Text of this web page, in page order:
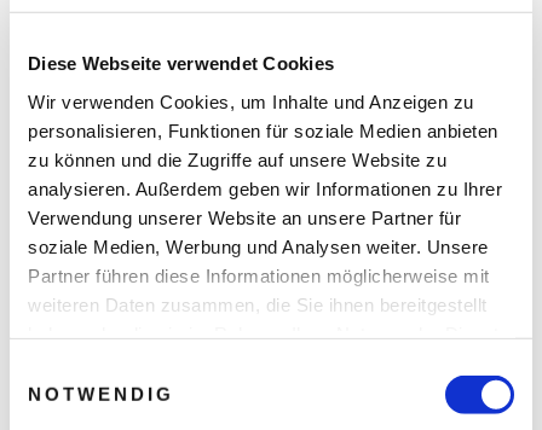
Diese Webseite verwendet Cookies
Wir verwenden Cookies, um Inhalte und Anzeigen zu
personalisieren, Funktionen für soziale Medien anbieten
zu können und die Zugriffe auf unsere Website zu
analysieren. Außerdem geben wir Informationen zu Ihrer
Verwendung unserer Website an unsere Partner für
soziale Medien, Werbung und Analysen weiter. Unsere
Partner führen diese Informationen möglicherweise mit
weiteren Daten zusammen, die Sie ihnen bereitgestellt
NOTWENDIG